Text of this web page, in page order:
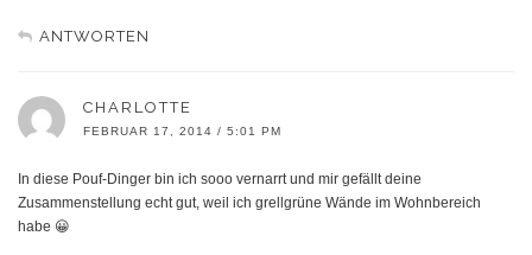
ANTWORTEN
CHARLOTTE
FEBRUAR 17, 2014 / 5:01 PM
In diese Pouf-Dinger bin ich sooo vernarrt und mir gefällt deine
Zusammenstellung echt gut, weil ich grellgrüne Wände im Wohnbereich
habe 😀